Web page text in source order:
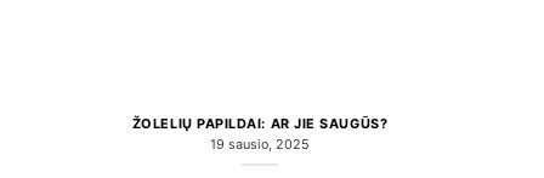
ŽOLELIŲ PAPILDAI: AR JIE SAUGŪS?
19 sausio, 2025